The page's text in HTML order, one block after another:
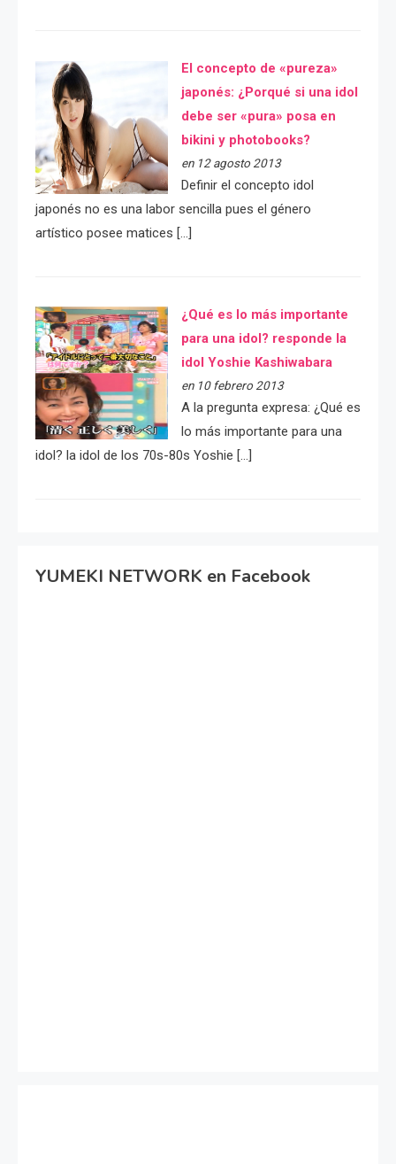
El concepto de «pureza»
japonés: ¿Porqué si una idol
debe ser «pura» posa en
bikini y photobooks?
en 12 agosto 2013
Definir el concepto idol
japonés no es una labor sencilla pues el género
artístico posee matices […]
¿Qué es lo más importante
para una idol? responde la
idol Yoshie Kashiwabara
en 10 febrero 2013
A la pregunta expresa: ¿Qué es
lo más importante para una
idol? la idol de los 70s-80s Yoshie […]
YUMEKI NETWORK en Facebook